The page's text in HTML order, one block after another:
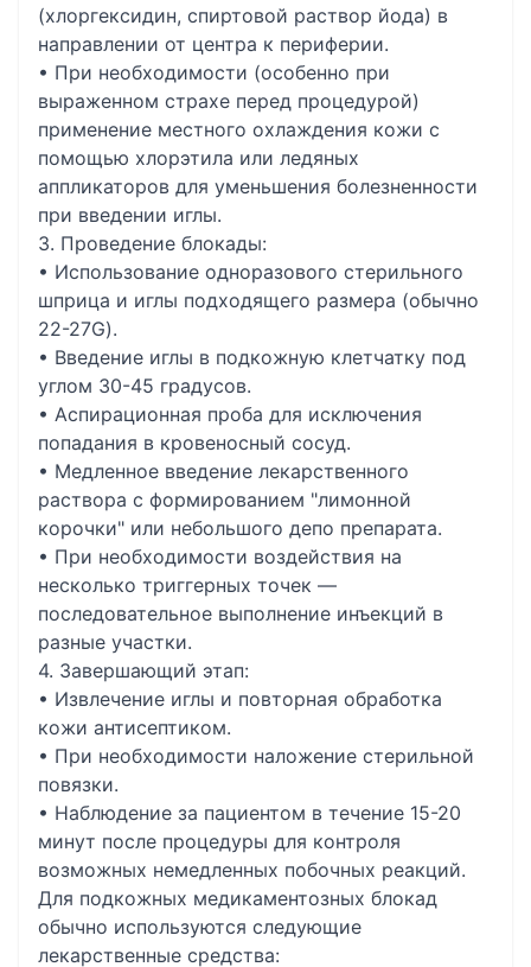
(хлоргексидин, спиртовой раствор йода) в
направлении от центра к периферии.
• При необходимости (особенно при
выраженном страхе перед процедурой)
применение местного охлаждения кожи с
помощью хлорэтила или ледяных
аппликаторов для уменьшения болезненности
при введении иглы.
3. Проведение блокады:
• Использование одноразового стерильного
шприца и иглы подходящего размера (обычно
22-27G).
• Введение иглы в подкожную клетчатку под
углом 30-45 градусов.
• Аспирационная проба для исключения
попадания в кровеносный сосуд.
• Медленное введение лекарственного
раствора с формированием "лимонной
корочки" или небольшого депо препарата.
• При необходимости воздействия на
несколько триггерных точек —
последовательное выполнение инъекций в
разные участки.
4. Завершающий этап:
• Извлечение иглы и повторная обработка
кожи антисептиком.
• При необходимости наложение стерильной
повязки.
• Наблюдение за пациентом в течение 15-20
минут после процедуры для контроля
возможных немедленных побочных реакций.
Для подкожных медикаментозных блокад
обычно используются следующие
лекарственные средства: